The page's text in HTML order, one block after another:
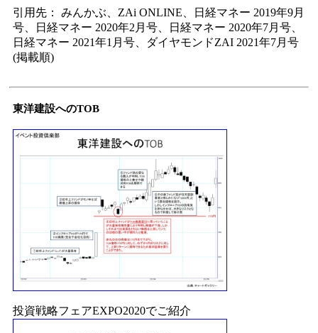
引用先： みんかぶ、ZAi ONLINE、日経マネー 2019年9月
号、日経マネー 2020年2月号、日経マネー 2020年7月号、
日経マネー 2021年1月号、ダイヤモンドZAI 2021年7月号
(掲載順)
東洋建設へのTOB
投資戦略フェアEXPO2020でご紹介